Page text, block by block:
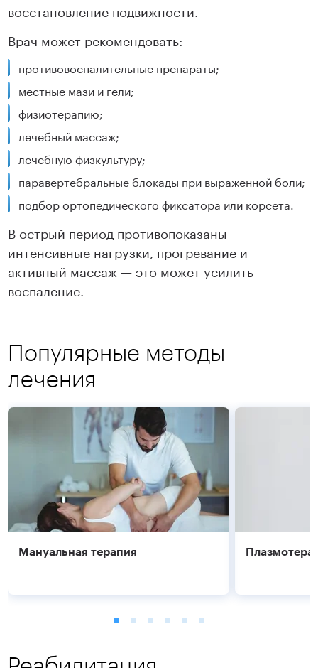
восстановление подвижности.
Врач может рекомендовать:
противовоспалительные препараты;
местные мази и гели;
физиотерапию;
лечебный массаж;
лечебную физкультуру;
паравертебральные блокады при выраженной боли;
подбор ортопедического фиксатора или корсета.
В острый период противопоказаны
интенсивные нагрузки, прогревание и
активный массаж — это может усилить
воспаление.
Популярные методы
лечения
Мануальная терапия